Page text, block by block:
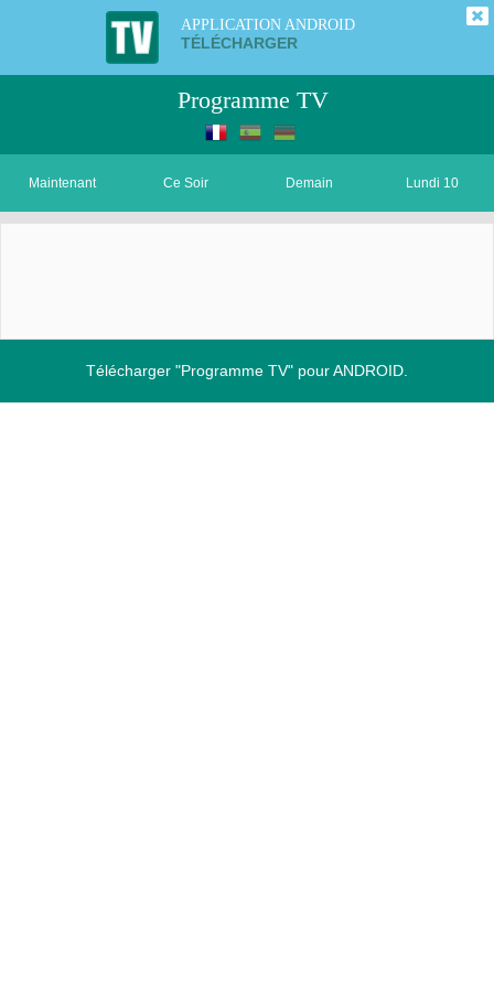
APPLICATION ANDROID
TÉLÉCHARGER
Programme TV
Maintenant Ce Soir Demain Lundi 10
Télécharger "Programme TV" pour ANDROID.